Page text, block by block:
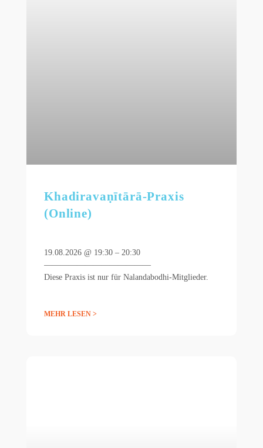
Khadiravaṇītārā-Praxis
(Online)
19.08.2026 @ 19:30 – 20:30
—————————————
Diese Praxis ist nur für Nalandabodhi-Mitglieder.
MEHR LESEN >